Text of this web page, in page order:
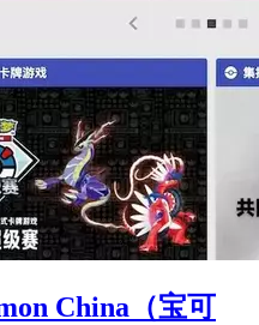
China（宝可